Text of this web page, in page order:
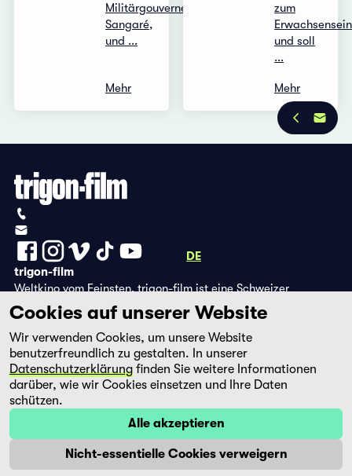
Militärgouverneurs
Sangaré,
und ...
Mehr
zum
Erwachsensein
und soll
...
Mehr
DE
trigon-film
Weltkino vom Feinsten. trigon-film ist eine Schweizer
Filmstiftung, die seit 1988 sorgfältig ausgewählte Filme aus
Lateinamerika, Asien, Afrika und dem östlichen Europa im
Kino herausbringt und eine eigene DVD-Edition sowie die
Streaming-Plattform filmingo betreibt.
Cookies auf unserer Website
Wir verwenden Cookies, um unsere Website
benutzerfreundlich zu gestalten. In unserer
Datenschutzerklärung finden Sie weitere Informationen
darüber, wie wir Cookies einsetzen und Ihre Daten
schützen.
Alle akzeptieren
Nicht-essentielle Cookies verweigern